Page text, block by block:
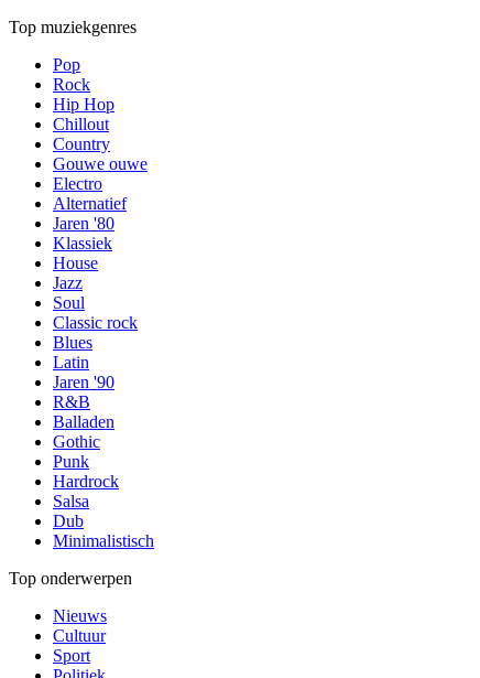
Top muziekgenres
Pop
Rock
Hip Hop
Chillout
Country
Gouwe ouwe
Electro
Alternatief
Jaren '80
Klassiek
House
Jazz
Soul
Classic rock
Blues
Latin
Jaren '90
R&B
Balladen
Gothic
Punk
Hardrock
Salsa
Dub
Minimalistisch
Top onderwerpen
Nieuws
Cultuur
Sport